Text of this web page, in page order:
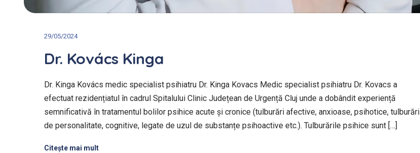
29/05/2024
Dr. Kovács Kinga
Dr. Kinga Kovács medic specialist psihiatru Dr. Kinga Kovacs Medic specialist psihiatru Dr. Kovacs a
efectuat rezidențiatul în cadrul Spitalului Clinic Județean de Urgență Cluj unde a dobândit experiență
semnificativă în tratamentul bolilor psihice acute și cronice (tulburări afective, anxioase, psihotice, tulburări
de personalitate, cognitive, legate de uzul de substanțe psihoactive etc.). Tulburările psihice sunt […]
Citeşte mai mult